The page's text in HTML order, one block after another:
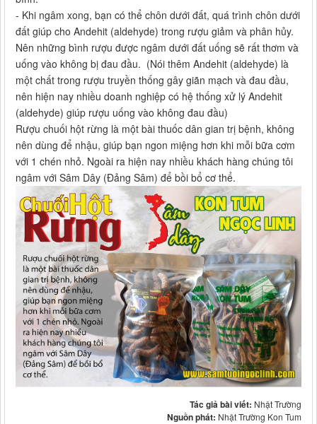
- Khi ngâm xong, bạn có thể chôn dưới đất, quá trình chôn dưới
đất giúp cho Andehit (aldehyde) trong rượu giảm và phân hủy.
Nên những bình rượu được ngâm dưới đất uống sẽ rất thơm và
uống vào không bị đau đầu. (Nói thêm Andehit (aldehyde) là
một chất trong rượu truyền thống gây giãn mạch và đau đầu,
nên hiện nay nhiều doanh nghiệp có hệ thống xử lý Andehit
(aldehyde) giúp rượu uống vào không đau đầu)
Rượu chuối hột rừng là một bài thuốc dân gian trị bệnh, không
nên dùng để nhậu, giúp bạn ngon miệng hơn khi mỗi bữa cơm
với 1 chén nhỏ. Ngoài ra hiện nay nhiều khách hàng chúng tôi
ngâm với Sâm Dây (Đảng Sâm) để bồi bổ cơ thể.
Tác giả bài viết: Nhật Trường
Nguồn phát: Nhật Trường Kon Tum